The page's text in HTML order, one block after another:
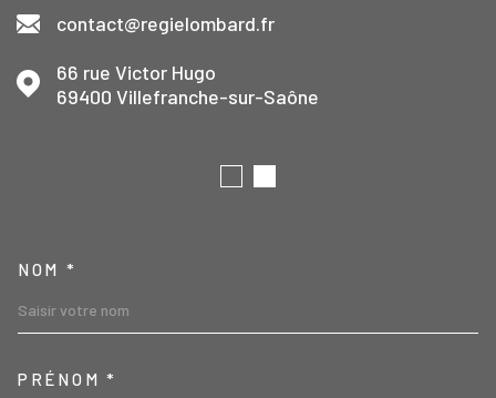
contact@regielombard.fr
66 rue Victor Hugo
69400
Villefranche-sur-Saône
NOM *
PRÉNOM *